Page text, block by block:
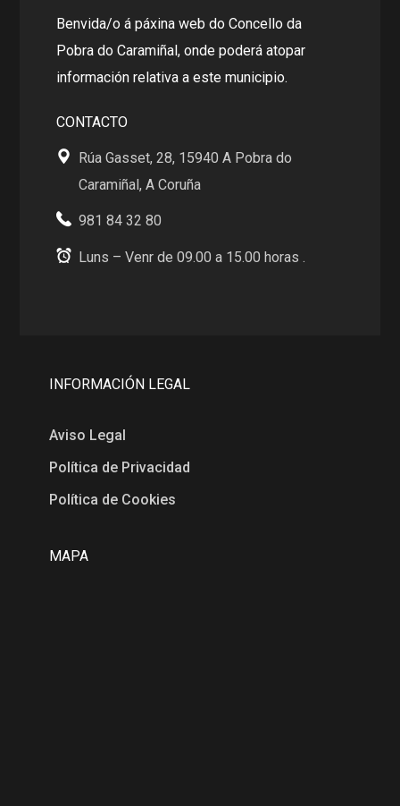
Benvida/o á páxina web do Concello da
Pobra do Caramiñal, onde poderá atopar
información relativa a este municipio.
CONTACTO
Rúa Gasset, 28, 15940 A Pobra do
Caramiñal, A Coruña
981 84 32 80
Luns – Venr de 09.00 a 15.00 horas .
INFORMACIÓN LEGAL
Aviso Legal
Política de Privacidad
Política de Cookies
MAPA